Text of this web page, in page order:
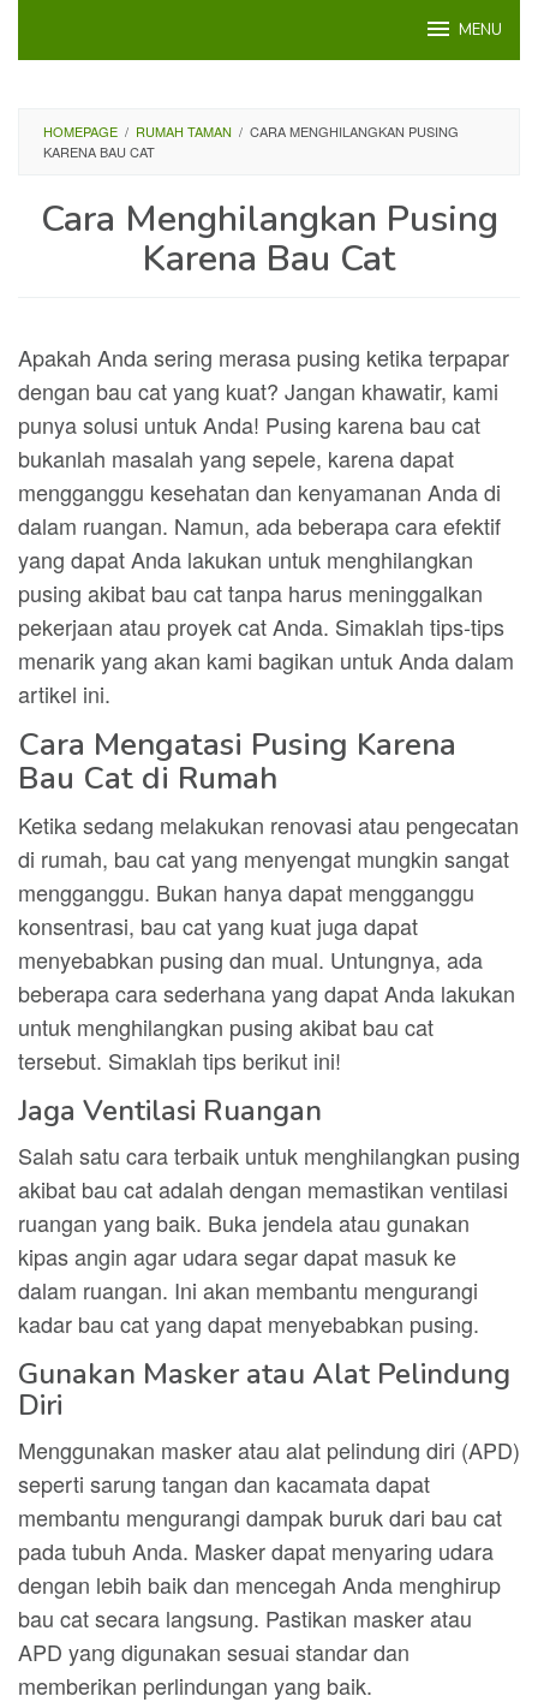
MENU
HOMEPAGE / RUMAH TAMAN / CARA MENGHILANGKAN PUSING
KARENA BAU CAT
Cara Menghilangkan Pusing
Karena Bau Cat
Apakah Anda sering merasa pusing ketika terpapar
dengan bau cat yang kuat? Jangan khawatir, kami
punya solusi untuk Anda! Pusing karena bau cat
bukanlah masalah yang sepele, karena dapat
mengganggu kesehatan dan kenyamanan Anda di
dalam ruangan. Namun, ada beberapa cara efektif
yang dapat Anda lakukan untuk menghilangkan
pusing akibat bau cat tanpa harus meninggalkan
pekerjaan atau proyek cat Anda. Simaklah tips-tips
menarik yang akan kami bagikan untuk Anda dalam
artikel ini.
Cara Mengatasi Pusing Karena
Bau Cat di Rumah
Ketika sedang melakukan renovasi atau pengecatan
di rumah, bau cat yang menyengat mungkin sangat
mengganggu. Bukan hanya dapat mengganggu
konsentrasi, bau cat yang kuat juga dapat
menyebabkan pusing dan mual. Untungnya, ada
beberapa cara sederhana yang dapat Anda lakukan
untuk menghilangkan pusing akibat bau cat
tersebut. Simaklah tips berikut ini!
Jaga Ventilasi Ruangan
Salah satu cara terbaik untuk menghilangkan pusing
akibat bau cat adalah dengan memastikan ventilasi
ruangan yang baik. Buka jendela atau gunakan
kipas angin agar udara segar dapat masuk ke
dalam ruangan. Ini akan membantu mengurangi
kadar bau cat yang dapat menyebabkan pusing.
Gunakan Masker atau Alat Pelindung
Diri
Menggunakan masker atau alat pelindung diri (APD)
seperti sarung tangan dan kacamata dapat
membantu mengurangi dampak buruk dari bau cat
pada tubuh Anda. Masker dapat menyaring udara
dengan lebih baik dan mencegah Anda menghirup
bau cat secara langsung. Pastikan masker atau
APD yang digunakan sesuai standar dan
memberikan perlindungan yang baik.